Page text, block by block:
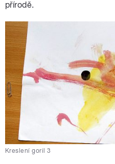
přírodě.
Kreslení goril 3